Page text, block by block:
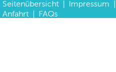
Seitenübersicht Impressum
Anfahrt
FAQs